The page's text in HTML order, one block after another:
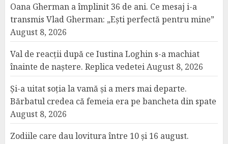
Oana Gherman a împlinit 36 de ani. Ce mesaj i-a
transmis Vlad Gherman: „Ești perfectă pentru mine”
August 8, 2026
Val de reacții după ce Iustina Loghin s-a machiat
înainte de naștere. Replica vedeteiAugust 8, 2026
Și-a uitat soția la vamă și a mers mai departe.
Bărbatul credea că femeia era pe bancheta din spate
August 8, 2026
Zodiile care dau lovitura între 10 și 16 august.